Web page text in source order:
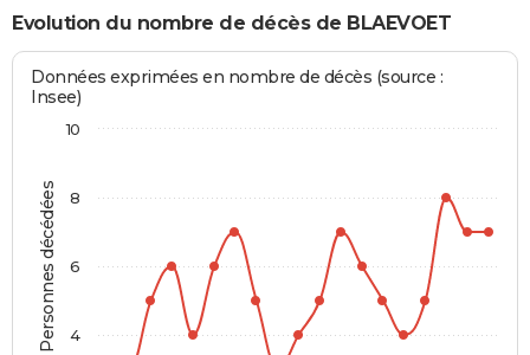
Evolution du nombre de décès de BLAEVOET
Personnes décédées
Données exprimées en nombre de décès (source :
Insee)
4
6
8
10